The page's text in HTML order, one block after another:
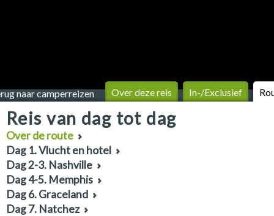
naar camperreizen Over deze reis In-/Exclusief
Reis van dag tot dag
Over de route
Dag 1. Vlucht en hotel
Dag 2-3. Nashville
Dag 4-5. Memphis
Dag 6. Graceland
Dag 7. Natchez